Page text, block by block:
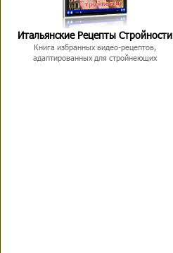
Итальянские Рецепты Стройности
Книга избранных видео-рецептов,
адаптированных для стройнеющих